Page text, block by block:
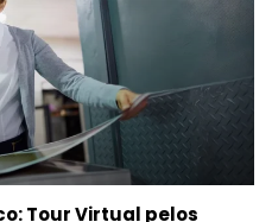
Tour Virtual pelos